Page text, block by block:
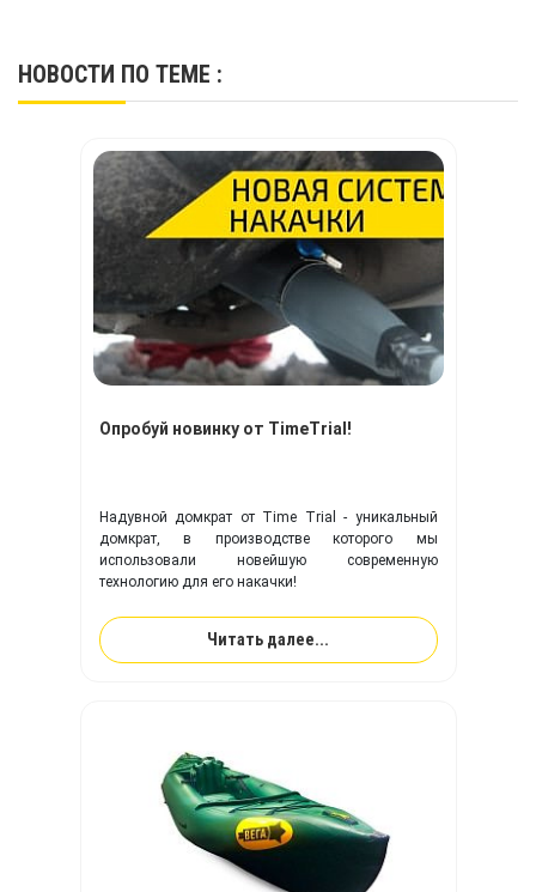
НОВОСТИ ПО ТЕМЕ :
Опробуй новинку от TimeTrial!
Надувной домкрат от Time Trial - уникальный
домкрат, в производстве которого мы
использовали новейшую современную
технологию для его накачки!
Читать далее...